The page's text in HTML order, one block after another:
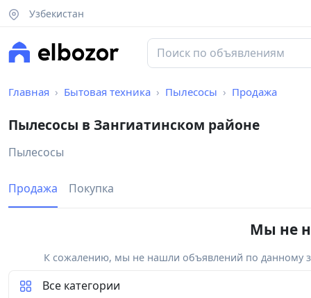
Узбекистан
Главная Бытовая техника Пылесосы Продажа
Пылесосы в Зангиатинском районе
Пылесосы
Продажа Покупка
Мы не
К сожалению, мы не нашли объявлений по данному
Все категории